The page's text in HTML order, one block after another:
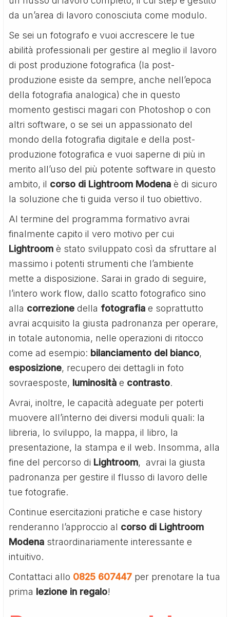
da un’area di lavoro conosciuta come modulo.
Se sei un fotografo e vuoi accrescere le tue
abilità professionali per gestire al meglio il lavoro
di post produzione fotografica (la post-
produzione esiste da sempre, anche nell’epoca
della fotografia analogica) che in questo
momento gestisci magari con Photoshop o con
altri software, o se sei un appassionato del
mondo della fotografia digitale e della post-
produzione fotografica e vuoi saperne di più in
merito all’uso del più potente software in questo
ambito, il corso di Lightroom Modena è di sicuro
la soluzione che ti guida verso il tuo obiettivo.
Al termine del programma formativo avrai
finalmente capito il vero motivo per cui
Lightroom è stato sviluppato così da sfruttare al
massimo i potenti strumenti che l’ambiente
mette a disposizione. Sarai in grado di seguire,
l’intero work flow, dallo scatto fotografico sino
alla correzione della fotografia e soprattutto
avrai acquisito la giusta padronanza per operare,
in totale autonomia, nelle operazioni di ritocco
come ad esempio: bilanciamento del bianco,
esposizione, recupero dei dettagli in foto
sovraesposte, luminosità e contrasto.
Avrai, inoltre, le capacità adeguate per poterti
muovere all’interno dei diversi moduli quali: la
libreria, lo sviluppo, la mappa, il libro, la
presentazione, la stampa e il web. Insomma, alla
fine del percorso di Lightroom, avrai la giusta
padronanza per gestire il flusso di lavoro delle
tue fotografie.
Continue esercitazioni pratiche e case history
renderanno l’approccio al corso di Lightroom
Modena straordinariamente interessante e
intuitivo.
Contattaci allo 0825 607447 per prenotare la tua
prima lezione in regalo!